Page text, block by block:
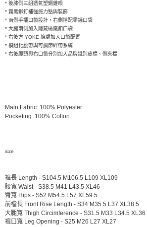
* 後膝側三組透氣塑鋼雞眼
* 霧黑鉚釘補強施力點與裝飾
* 兩側手插口袋設計，右側搭配零錢口袋
* 大腿兩側加入隱藏磁鐵釦口袋
* 右後方 YOKE 線處加入口袋配置
* 模組化腰帶與可調節絆帶系統
* 右後腰頭與右口袋分別加入品牌識別皮標、側夾標
Main Fabric: 100% Polyester
Pocketing: 100% Cotton
size
褲長 Length - S104.5 M106.5 L109 XL109
腰寬 Waist - S38.5 M41 L43.5 XL46
臀寬 Hips - S52 M54.5 L57 XL59.5
前檔長 Front Rise Length - S34 M35.5 L37 XL38.5
大腿寬 Thigh Circimference - S31.5 M33 L34.5 XL36
褲口寬 Leg Opening - S25 M26 L27 XL27